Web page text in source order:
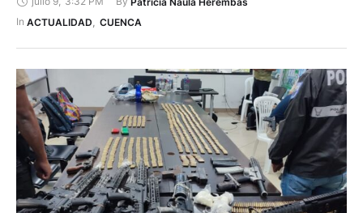
cambio de mando realizada el 9 de julio de 2025 en las
instalaciones de la unidad militar. El acto contó con la
In ACTUALIDAD CUENCA